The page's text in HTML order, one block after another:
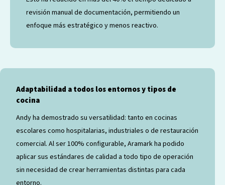
revisión manual de documentación, permitiendo un
enfoque más estratégico y menos reactivo.
Adaptabilidad a todos los entornos y tipos de
cocina
Andy ha demostrado su versatilidad: tanto en cocinas
escolares como hospitalarias, industriales o de restauración
comercial. Al ser 100% configurable, Aramark ha podido
aplicar sus estándares de calidad a todo tipo de operación
sin necesidad de crear herramientas distintas para cada
entorno.